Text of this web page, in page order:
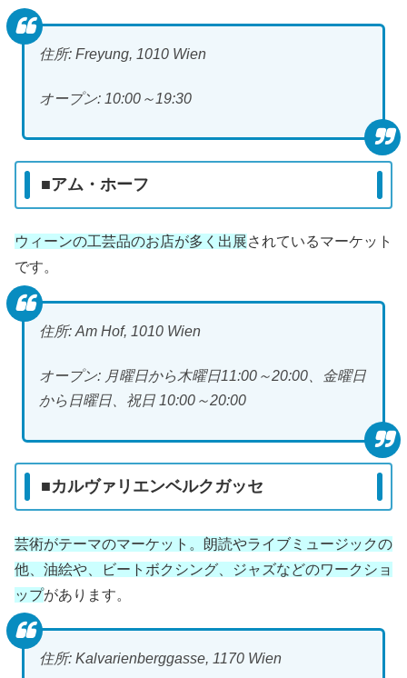
住所: Freyung, 1010 Wien
オープン: 10:00～19:30
■アム・ホーフ
ウィーンの工芸品のお店が多く出展されているマーケット
です。
住所: Am Hof, 1010 Wien
オープン: 月曜日から木曜日11:00～20:00、金曜日
から日曜日、祝日 10:00～20:00
■カルヴァリエンベルクガッセ
芸術がテーマのマーケット。朗読やライブミュージックの
他、油絵や、ビートボクシング、ジャズなどのワークショ
ップがあります。
住所: Kalvarienberggasse, 1170 Wien